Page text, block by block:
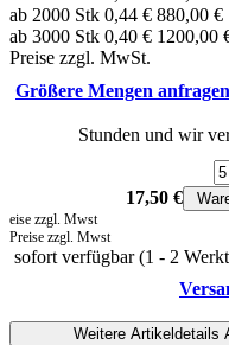
ab 2000 Stk 0,44 € 880,00 €
ab 3000 Stk 0,40 € 1200,00
Preise zzgl. MwSt.
Größere Mengen anfragen
Stunden und wir
17,50 €
zzgl. Mwst
Preise zzgl. Mwst
sofort verfügbar(1 - 2
Weitere Artikeldetails